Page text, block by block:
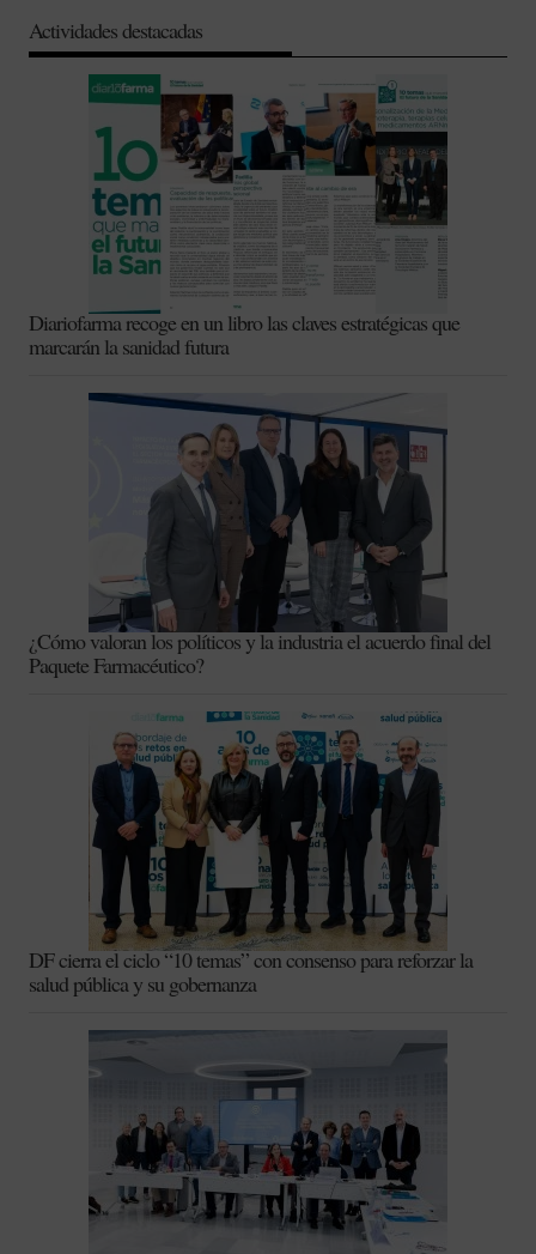
Actividades destacadas
Diariofarma recoge en un libro las claves estratégicas que
marcarán la sanidad futura
¿Cómo valoran los políticos y la industria el acuerdo final del
Paquete Farmacéutico?
DF cierra el ciclo “10 temas” con consenso para reforzar la
salud pública y su gobernanza